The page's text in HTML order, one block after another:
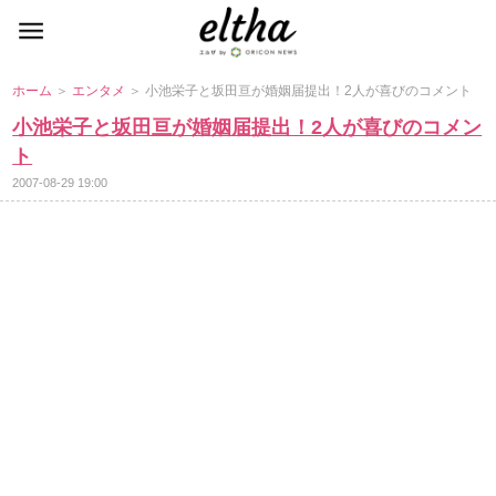
ホーム ＞ エンタメ ＞ 小池栄子と坂田亘が婚姻届提出！2人が喜びのコメント
小池栄子と坂田亘が婚姻届提出！2人が喜びのコメン
ト
2007-08-29 19:00